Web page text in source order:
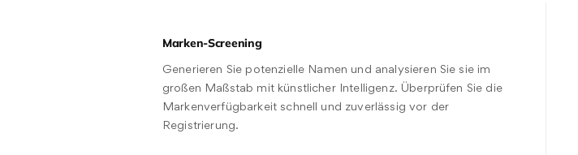
Marken-Screening
Generieren Sie potenzielle Namen und analysieren Sie sie im
großen Maßstab mit künstlicher Intelligenz. Überprüfen Sie die
Markenverfügbarkeit schnell und zuverlässig vor der
Registrierung.